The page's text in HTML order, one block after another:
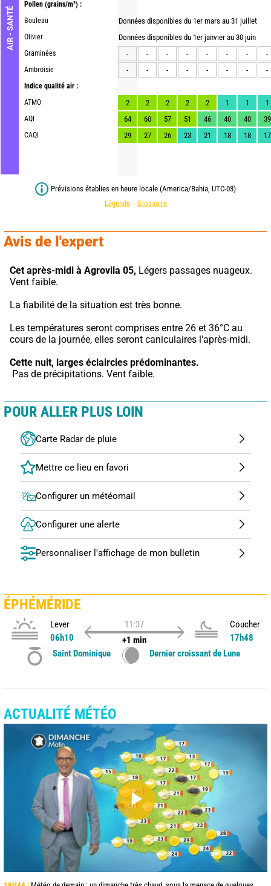
AIR - SANTÉ
Pollen (grains/m³) :
Bouleau
Olivier
Graminées
Ambroisie
Indice qualité air :
ATMO
AQI
CAQI
Données disponibles du 1er mars au 31 juillet
Données disponibles du 1er janvier au 30 juin
-
- - - - - -
-
-
- - - - - - -
2 2 2 2 2 1 1
1
64
60 57 51 46 40 40
39
29
27 26 23 21 18 18 17
Prévisions établies en heure locale (America/Bahia, UTC-03)
Légende
Glossaire
Avis de l'expert
Cet après-midi à Agrovila 05, Légers passages nuageux.
Vent faible.
La fiabilité de la situation est très bonne.
Les températures seront comprises entre 26 et 36°C au
cours de la journée, elles seront caniculaires l'après-midi.
Cette nuit, larges éclaircies prédominantes.
Pas de précipitations. Vent faible.
POUR ALLER PLUS LOIN
Carte Radar de pluie
Configurer un météomail
Configurer une alerte
Personnaliser l'affichage de mon bulletin
ÉPHÉMÉRIDE
Lever
06h10
11:37
+1 min
Coucher
17h48
Saint Dominique
Dernier croissant de Lune
ACTUALITÉ MÉTÉO